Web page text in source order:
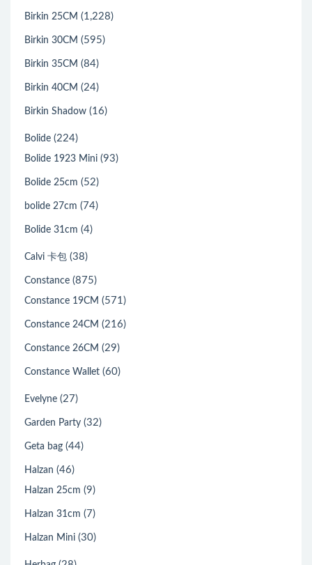
Birkin 25CM (1,228)
Birkin 30CM (595)
Birkin 35CM (84)
Birkin 40CM (24)
Birkin Shadow (16)
Bolide (224)
Bolide 1923 Mini (93)
Bolide 25cm (52)
bolide 27cm (74)
Bolide 31cm (4)
Calvi 卡包 (38)
Constance (875)
Constance 19CM (571)
Constance 24CM (216)
Constance 26CM (29)
Constance Wallet (60)
Evelyne (27)
Garden Party (32)
Geta bag (44)
Halzan (46)
Halzan 25cm (9)
Halzan 31cm (7)
Halzan Mini (30)